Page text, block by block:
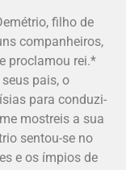
filho de
companheiros,
proclamou rei.*
pais, o
para conduzi-
mostreis a sua
sentou-se no
e os ímpios de